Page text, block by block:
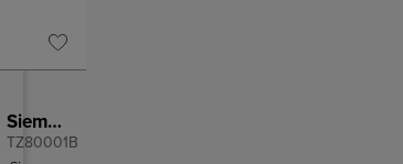
Siemens Rengøringstabletter
TZ80001B